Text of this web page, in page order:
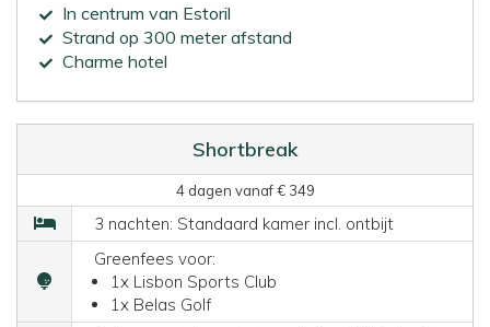
In centrum van Estoril
Strand op 300 meter afstand
Charme hotel
Shortbreak
4 dagen vanaf € 349
3 nachten: Standaard kamer incl. ontbijt
Greenfees voor:
1x Lisbon Sports Club
1x Belas Golf